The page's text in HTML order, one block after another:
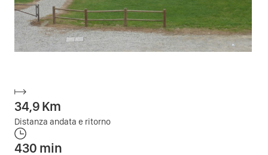
34,9Km
Distanza andata e ritorno
430 min